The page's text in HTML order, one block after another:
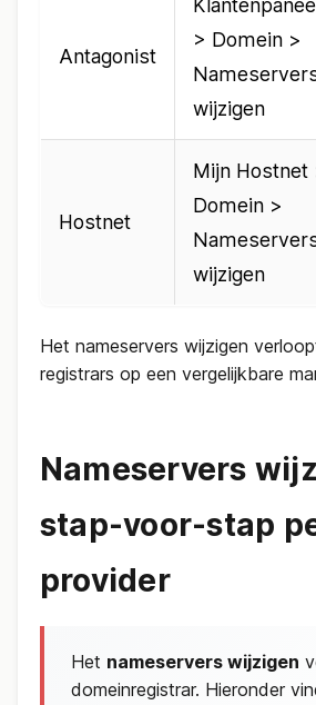
Antagonist
Klantenpaneel
> Domein >
wijzigen
Hostnet
Mijn Hostnet
Domein >
wijzigen
Het nameservers wijzigen
registrars op een vergelijkbare
Nameservers
stap-voor-stap
provider
Het nameservers wijzigen
domeinregistrar. Hieronder